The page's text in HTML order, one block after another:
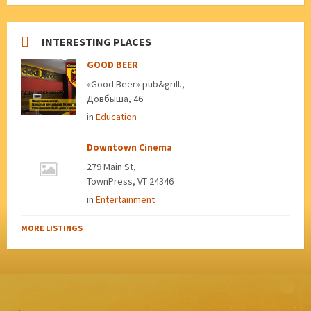
INTERESTING PLACES
GOOD BEER
«Good Beer» pub&grill.,
Довбыша, 46
in Education
Downtown Cinema
279 Main St,
TownPress, VT 24346
in Entertainment
MORE LISTINGS